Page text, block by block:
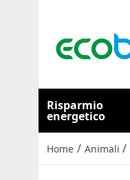
Risparmio
energetico
Home / Animali /